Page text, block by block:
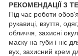
РЕКОМЕНДАЦІЇ З
Під час роботи
рукавиці, взуття,
обличчя, захисні
маску на губи і ніс
вух, захисний крем